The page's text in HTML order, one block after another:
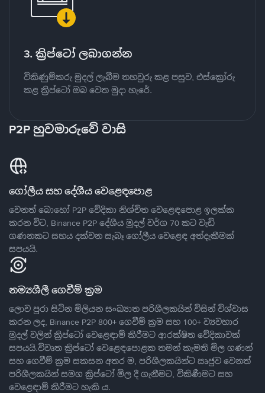
3. ක්‍රිප්ටෝ ලබාගන්න
විකිණුම්කරු මුදල් ලැබීම තහවුරු කළ පසුව, එස්ක්‍රෝරු
කළ ක්‍රිප්ටෝ ඔබ වෙත මුදා හැරේ.
P2P හුවමාරුවේ වාසි
ගෝලීය සහ දේශීය වෙළෙඳපොළ
වෙනත් බොහෝ P2P වේදිකා නිශ්චිත වෙළෙඳපොළ ඉලක්ක
කරන විට, Binance P2P දේශීය මුදල් වර්ග 70 කට වැඩි
ගණනකට සහය දක්වන සැබෑ ගෝලීය වෙළෙඳ අත්දැකීමක්
සපයයි.
නම්‍යශීලී ගෙවීම් ක්‍රම
ලොව පුරා සිටින මිලියන සංඛ්‍යාත පරිශීලකයින් විසින් විශ්වාස
කරන ලද, Binance P2P 800+ ගෙවීම් ක්‍රම සහ 100+ ව්‍යවහාර
මුදල් වලින් ක්‍රිප්ටෝ වෙළෙඳාම් කිරීමට ආරක්ෂිත වේදිකාවක්
සපයයි.විවෘත ක්‍රිප්ටෝ වෙළෙඳපොළක තමන් කැමති මිල ගණන්
සහ ගෙවීම් ක්‍රම සකසන අතර ම, පරිශීලකයින්ට ඍජුව වෙනත්
පරිශීලකයින් සමග ක්‍රිප්ටෝ මිල දී ගැනීමට, විකිණීමට සහ
වෙළෙඳාම් කිරීමට හැකි ය.